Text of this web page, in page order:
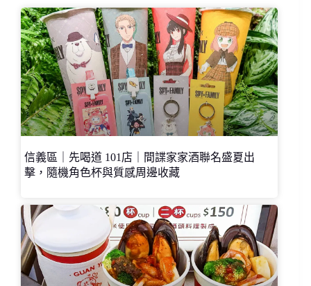
信義區｜先喝道 101店｜間諜家家酒聯名盛夏出
擊，隨機角色杯與質感周邊收藏